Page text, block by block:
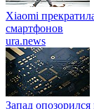
Xiaomi
смартфонов
ura.news
Запад